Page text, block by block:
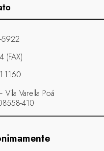
5922
(FAX)
1160
Vila Varella Poá
410